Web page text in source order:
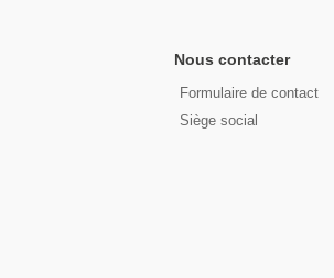
Nous contacter
Formulaire de contact
Siège social